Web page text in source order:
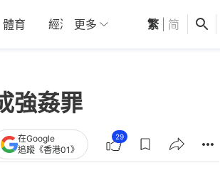
體育 經濟 01深圳 觀點 健康
更多 繁 简
強姦罪
在Google
追蹤《香港01》
29